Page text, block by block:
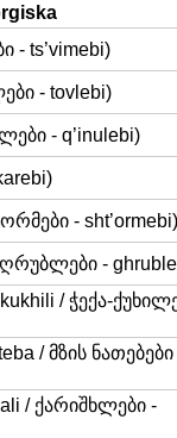
- ts’vimebi)
- tovlebi)
- q’inulebi)
- sht’ormebi)
-
/ ჭექა-
/ მზის ნათებები
/ ქარიშხლები -